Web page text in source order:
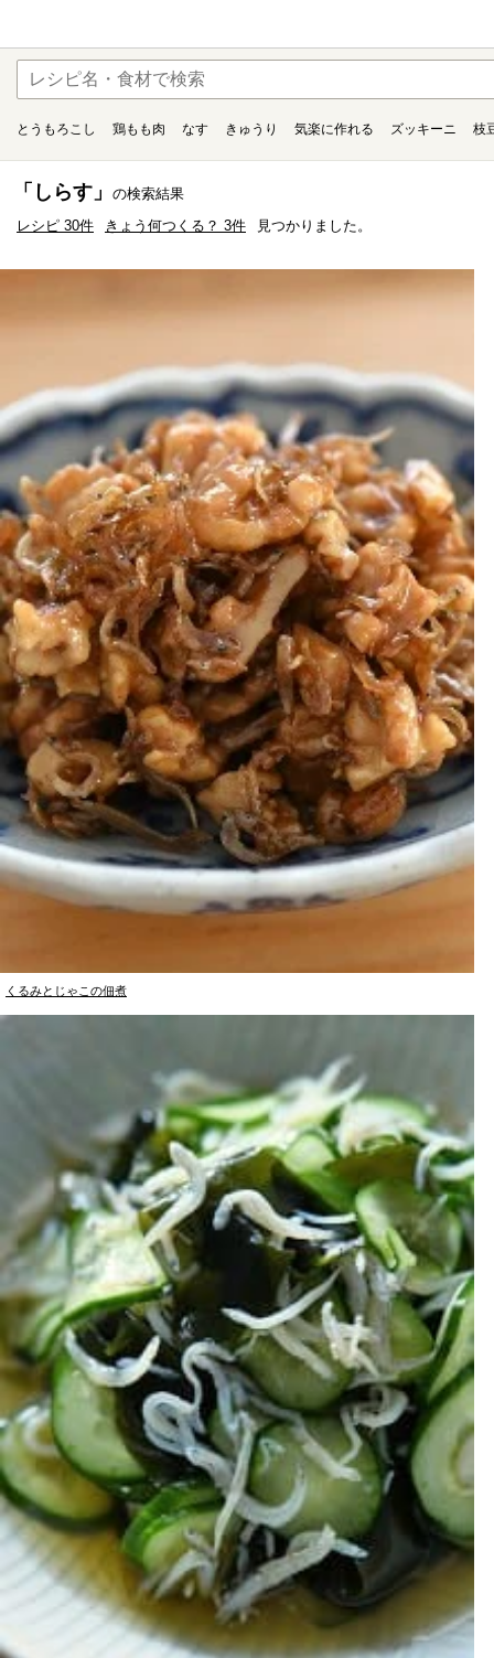
とうもろこし 鶏もも肉 なす きゅうり 気楽に作れる ズッキーニ 枝
「しらす」
の検索結果
レシピ 30件
きょう何つくる？ 3件 見つかりました。
くるみとじゃこの佃煮